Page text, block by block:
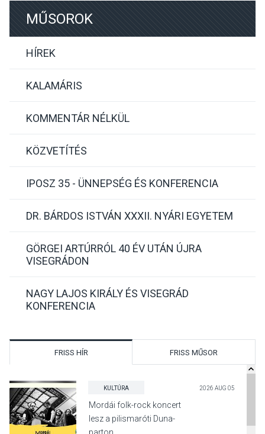
MŰSOROK
HÍREK
KALAMÁRIS
KOMMENTÁR NÉLKÜL
KÖZVETÍTÉS
IPOSZ 35 - ÜNNEPSÉG ÉS KONFERENCIA
DR. BÁRDOS ISTVÁN XXXII. NYÁRI EGYETEM
GÖRGEI ARTÚRRÓL 40 ÉV UTÁN ÚJRA
VISEGRÁDON
NAGY LAJOS KIRÁLY ÉS VISEGRÁD
KONFERENCIA
FRISS HÍR FRISS MŰSOR
KULTÚRA 2026 AUG 05
Mordái folk-rock koncert
lesz a pilismaróti Duna-